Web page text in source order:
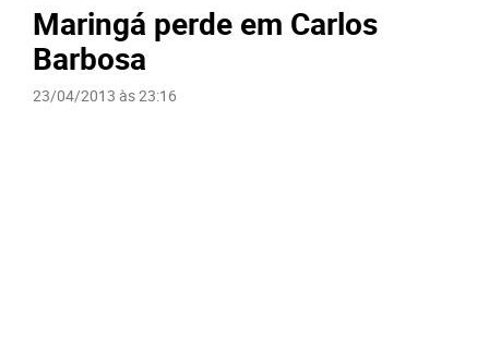
Maringá perde em Carlos
Barbosa
23/04/2013 às 23:16